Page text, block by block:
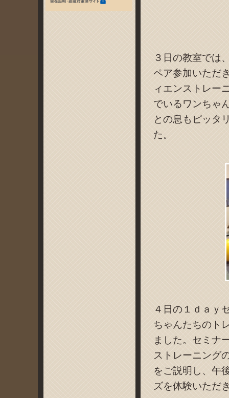
３日の教室では
ペア参加いただ
ィエンストレー
でいるワンちゃ
との息もピッタ
た。
４日の１ｄａｙ
ちゃんたちのト
ました。セミナ
ストレーニング
をご説明し、午
ズを体験いただ